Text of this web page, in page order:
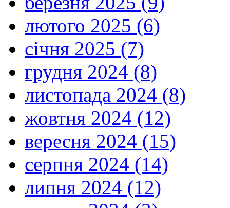
лютого 2025 (6)
січня 2025 (7)
грудня 2024 (8)
листопада 2024 (8)
жовтня 2024 (12)
вересня 2024 (15)
серпня 2024 (14)
липня 2024 (12)